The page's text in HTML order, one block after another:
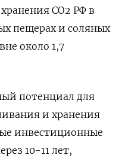
СО2 РФ в
пещерах и соляных
около 1,7
потенциал для
и хранения
инвестиционные
10-11 лет,